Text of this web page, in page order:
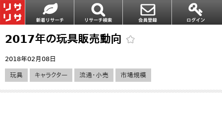
2017年の玩具販売動向
2018年02月08日
玩具 キャラクター 流通・小売 市場規模